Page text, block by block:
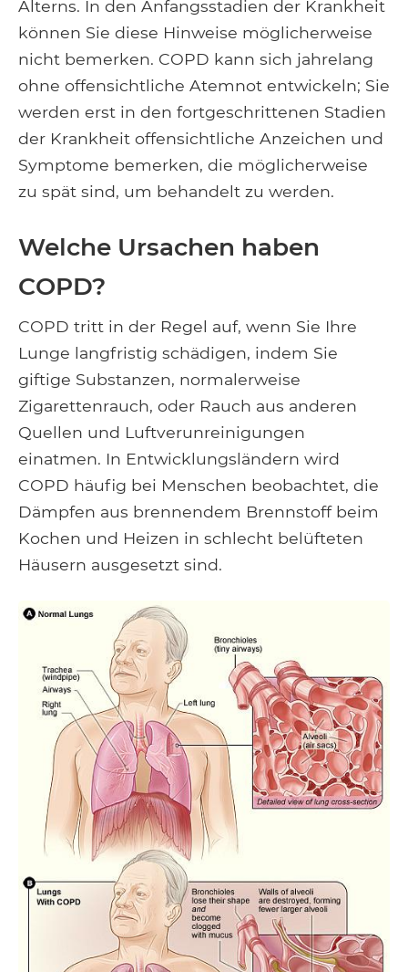
Alterns. In den Anfangsstadien der Krankheit
können Sie diese Hinweise möglicherweise
nicht bemerken. COPD kann sich jahrelang
ohne offensichtliche Atemnot entwickeln; Sie
werden erst in den fortgeschrittenen Stadien
der Krankheit offensichtliche Anzeichen und
Symptome bemerken, die möglicherweise
zu spät sind, um behandelt zu werden.
Welche Ursachen haben
COPD?
COPD tritt in der Regel auf, wenn Sie Ihre
Lunge langfristig schädigen, indem Sie
giftige Substanzen, normalerweise
Zigarettenrauch, oder Rauch aus anderen
Quellen und Luftverunreinigungen
einatmen. In Entwicklungsländern wird
COPD häufig bei Menschen beobachtet, die
Dämpfen aus brennendem Brennstoff beim
Kochen und Heizen in schlecht belüfteten
Häusern ausgesetzt sind.